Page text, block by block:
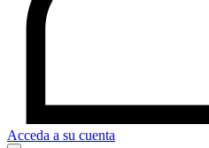
Acceda a su cuenta